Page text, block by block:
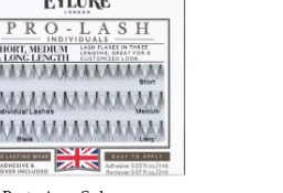
capelli
Colorazione
SOLARI